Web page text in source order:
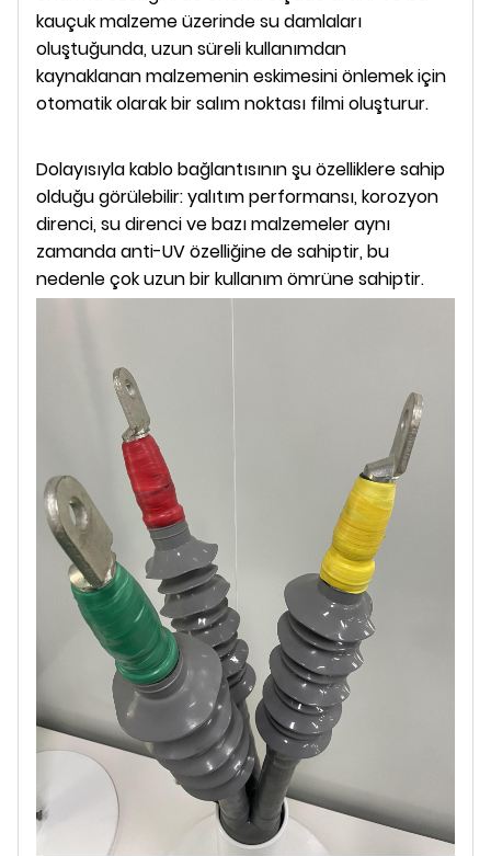
kauçuk malzeme üzerinde su damlaları
oluştuğunda, uzun süreli kullanımdan
kaynaklanan malzemenin eskimesini önlemek için
otomatik olarak bir salım noktası filmi oluşturur.
Dolayısıyla kablo bağlantısının şu özelliklere sahip
olduğu görülebilir: yalıtım performansı, korozyon
direnci, su direnci ve bazı malzemeler aynı
zamanda anti-UV özelliğine de sahiptir, bu
nedenle çok uzun bir kullanım ömrüne sahiptir.